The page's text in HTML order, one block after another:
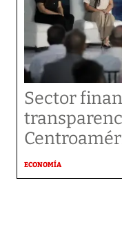
Sector
ECONOMÍA